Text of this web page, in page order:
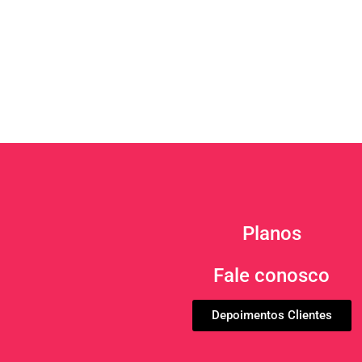
Planos
Fale conosco
Depoimentos Clientes